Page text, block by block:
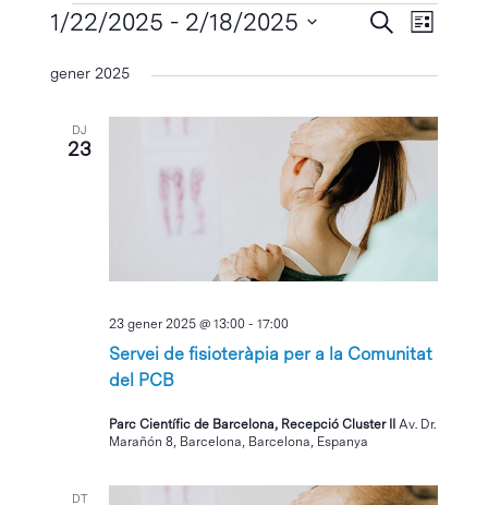
Esdeveniments
i
cerca
Cercar
Llista
1/22/2025 - 2/18/2025
una
gener 2025
DJ
23
Servei de fisioteràpia per a la Comunitat
del PCB
23 gener 2025 @ 13:00 -17:00
Parc Científic de Barcelona, Recepció Cluster IIAv. Dr.
Marañón 8, Barcelona, Barcelona, Espanya
DT